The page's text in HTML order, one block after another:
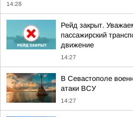
14:28
Рейд закрыт.
пассажирский
движение
14:27
В Севастополе
атаки ВСУ
14:27